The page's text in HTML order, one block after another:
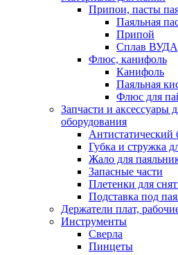
Припои, пасты
Паяльная
Припой
Сплав
Флюс, канифоль
Канифоль
Паяльная
Флюс для
Запчасти и аксессуары
оборудования
Антистатический
Губка и стружка
Жало для
Запасные части
Плетенки для
Подставка под
Держатели плат,
Инструменты
Сверла
Пинцеты